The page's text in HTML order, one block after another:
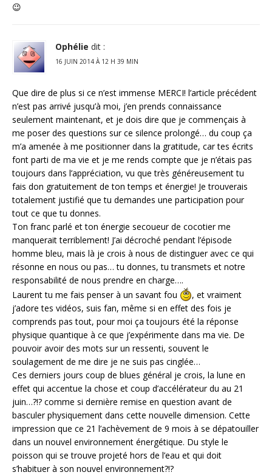
😉
Ophélie dit :
16 JUIN 2014 À 12 H 39 MIN
Que dire de plus si ce n’est immense MERCI! l’article précédent
n’est pas arrivé jusqu’à moi, j’en prends connaissance
seulement maintenant, et je dois dire que je commençais à
me poser des questions sur ce silence prolongé… du coup ça
m’a amenée à me positionner dans la gratitude, car tes écrits
font parti de ma vie et je me rends compte que je n’étais pas
toujours dans l’appréciation, vu que très généreusement tu
fais don gratuitement de ton temps et énergie! Je trouverais
totalement justifié que tu demandes une participation pour
tout ce que tu donnes.
Ton franc parlé et ton énergie secoueur de cocotier me
manquerait terriblement! J’ai décroché pendant l’épisode
homme bleu, mais là je crois à nous de distinguer avec ce qui
résonne en nous ou pas… tu donnes, tu transmets et notre
responsabilité de nous prendre en charge….
Laurent tu me fais penser à un savant fou
, et vraiment
j’adore tes vidéos, suis fan, même si en effet des fois je
comprends pas tout, pour moi ça toujours été la réponse
physique quantique à ce que j’expérimente dans ma vie. De
pouvoir avoir des mots sur un ressenti, souvent le
soulagement de me dire je ne suis pas cinglée…
Ces derniers jours coup de blues général je crois, la lune en
effet qui accentue la chose et coup d’accélérateur du au 21
juin…?!? comme si dernière remise en question avant de
basculer physiquement dans cette nouvelle dimension. Cette
impression que ce 21 l’achèvement de 9 mois à se dépatouiller
dans un nouvel environnement énergétique. Du style le
poisson qui se trouve projeté hors de l’eau et qui doit
s’habituer à son nouvel environnement?!?